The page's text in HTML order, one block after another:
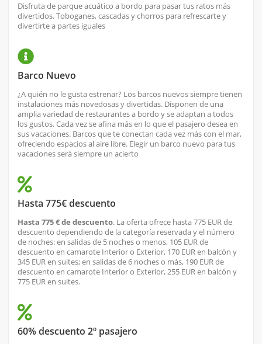
Disfruta de parque acuático a bordo para pasar tus ratos más
divertidos. Toboganes, cascadas y chorros para refrescarte y
divertirte a partes iguales
Barco Nuevo
¿A quién no le gusta estrenar? Los barcos nuevos siempre tienen
instalaciones más novedosas y divertidas. Disponen de una
amplia variedad de restaurantes a bordo y se adaptan a todos
los gustos. Cada vez se afina más en lo que el pasajero desea en
sus vacaciones. Barcos que te conectan cada vez más con el mar,
ofreciendo espacios al aire libre. Elegir un barco nuevo para tus
vacaciones será siempre un acierto
Hasta 775€ descuento
Hasta 775 € de descuento. La oferta ofrece hasta 775 EUR de
descuento dependiendo de la categoría reservada y el número
de noches: en salidas de 5 noches o menos, 105 EUR de
descuento en camarote Interior o Exterior, 170 EUR en balcón y
345 EUR en suites; en salidas de 6 noches o más, 190 EUR de
descuento en camarote Interior o Exterior, 255 EUR en balcón y
775 EUR en suites.
60% descuento 2º pasajero